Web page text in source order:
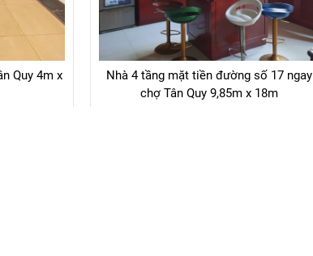
Quy 4m x
Nhà 4 tầng mặt tiền đường số 17 ngay
chợ Tân Quy 9,85m x 18m